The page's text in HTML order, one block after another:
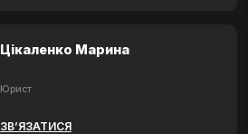
Цікаленко Марина
Юрист
ЗВ’ЯЗАТИСЯ